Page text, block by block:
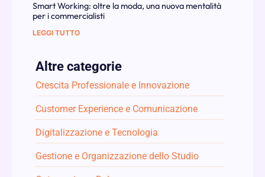
Smart Working: oltre la moda, una nuova mentalità
per i commercialisti
LEGGI TUTTO
Altre categorie
Crescita Professionale e Innovazione
Customer Experience e Comunicazione
Digitalizzazione e Tecnologia
Gestione e Organizzazione dello Studio